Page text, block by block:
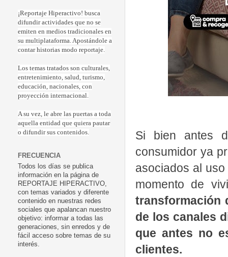
Si bien antes
consumidor ya
asociados al
momento de
transformación
de los canales
que antes no
clientes.
¡Reportaje Hiperactivo! busca
difundir actividades que no se
emiten en medios tradicionales en
su multiplataforma. Apostándole a
contar historias modo reportaje.
Los temas tratados son culturales,
entretenimiento, salud, turismo,
educación, nacionales, con
proyección internacional.
A su vez, le abre las puertas a toda
aquella entidad que quiera pautar
o difundir sus contenidos.
FRECUENCIA
Todos los días se publica
información en la página de
REPORTAJE HIPERACTIVO,
con temas variados y diferente
contenido en nuestras redes
sociales que apalancan nuestro
objetivo: informar a todas las
generaciones, sin enredos y de
fácil acceso sobre temas de su
interés.